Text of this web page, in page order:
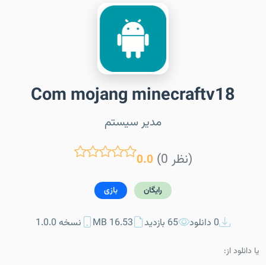
Com mojang minecraftv18
مدیر سیستم
0.0 (0 نظر)
رایگان بازی
0 دانلود 65 بازدید 16.53 MB نسخه 1.0.0
یا دانلود از: